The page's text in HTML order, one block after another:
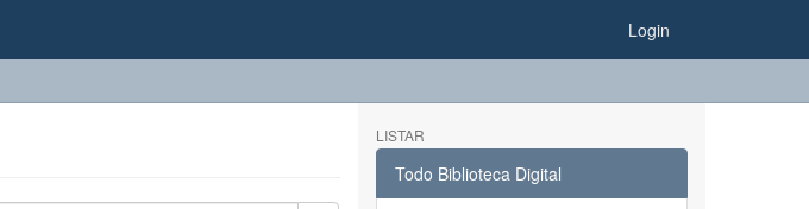
Login
LISTAR
Todo Biblioteca Digital